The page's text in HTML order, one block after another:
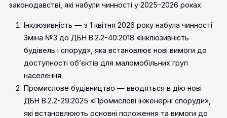
законодавстві, які набули чинності у 2025–2026 роках:
Інклюзивність — з 1 квітня 2026 року набула чинності
Зміна №3 до ДБН В.2.2-40:2018 «Інклюзивність
будівель і споруд», яка встановлює нові вимоги до
доступності об’єктів для маломобільних груп
населення.
Промислове будівництво — вводяться в дію нові
ДБН В.2.2-29:2025 «Промислові інженерні споруди»,
які встановлюють основні положення та вимоги до